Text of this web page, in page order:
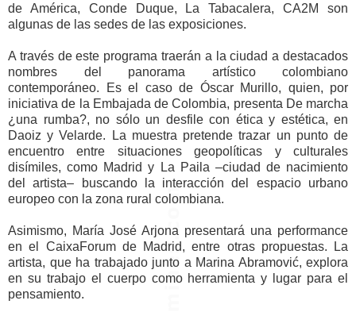
de América, Conde Duque, La Tabacalera, CA2M son
algunas de las sedes de las exposiciones.
A través de este programa traerán a la ciudad a destacados
nombres del panorama artístico colombiano
contemporáneo. Es el caso de Óscar Murillo, quien, por
iniciativa de la Embajada de Colombia, presenta De marcha
¿una rumba?, no sólo un desfile con ética y estética, en
Daoiz y Velarde. La muestra pretende trazar un punto de
encuentro entre situaciones geopolíticas y culturales
disímiles, como Madrid y La Paila –ciudad de nacimiento
del artista– buscando la interacción del espacio urbano
europeo con la zona rural colombiana.
Asimismo, María José Arjona presentará una performance
en el CaixaForum de Madrid, entre otras propuestas. La
artista, que ha trabajado junto a Marina Abramović, explora
en su trabajo el cuerpo como herramienta y lugar para el
pensamiento.